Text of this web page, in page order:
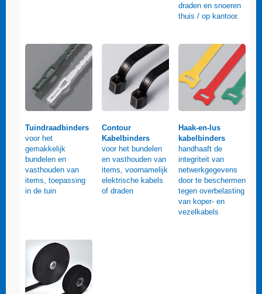
draden en snoeren
thuis / op kantoor.
Tuindraadbinders
voor het
gemakkelijk
bundelen en
vasthouden van
items, toepassing
in de tuin
Contour
Kabelbinders
voor het bundelen
en vasthouden van
items, voornamelijk
elektrische kabels
of draden
Haak-en-lus
kabelbinders
handhaaft de
integriteit van
netwerkgegevens
door te beschermen
tegen overbelasting
van koper- en
vezelkabels